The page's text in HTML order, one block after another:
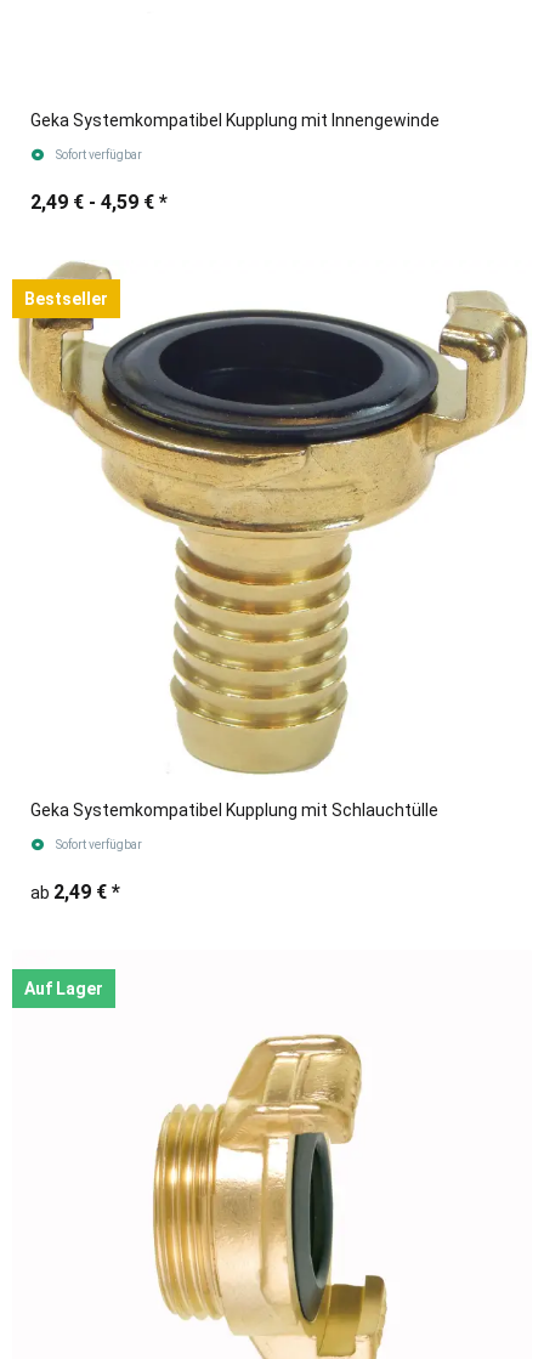
Geka Systemkompatibel Kupplung mit Innengewinde
Sofort verfügbar
2,49 € - 4,59 € *
Bestseller
Geka Systemkompatibel Kupplung mit Schlauchtülle
Sofort verfügbar
ab 2,49 € *
Auf Lager